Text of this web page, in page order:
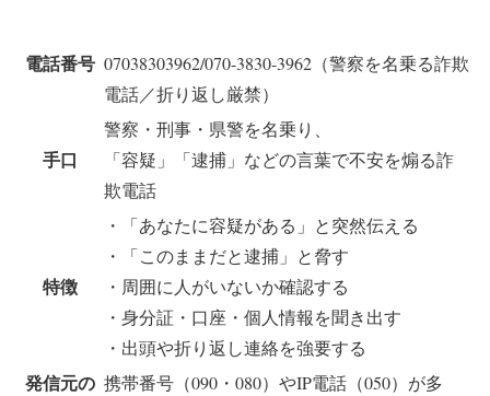
電話番号 07038303962/070-3830-3962（警察を名乗る詐欺
電話／折り返し厳禁）
手口
警察・刑事・県警を名乗り、
「容疑」「逮捕」などの言葉で不安を煽る詐
欺電話
特徴
・「あなたに容疑がある」と突然伝える
・「このままだと逮捕」と脅す
・周囲に人がいないか確認する
・身分証・口座・個人情報を聞き出す
・出頭や折り返し連絡を強要する
発信元の 携帯番号（090・080）やIP電話（050）が多